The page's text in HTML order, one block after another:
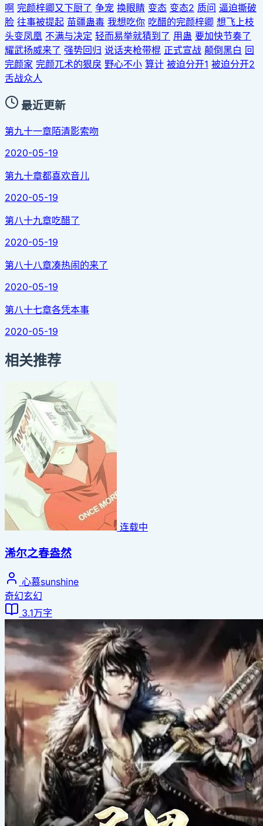
啊 完颜梓卿又下厨了 争宠 换眼睛 变态 变态2 质问 逼迫撕破
脸 往事被提起 苗疆蛊毒 我想吃你 吃醋的完颜梓卿 想飞上枝
头变凤凰 不满与决定 轻而易举就猜到了 用蛊 要加快节奏了
耀武扬威来了 强势回归 说话夹枪带棍 正式宣战 颠倒黑白 回
完颜家 完颜兀术的狠戾 野心不小 算计 被迫分开1 被迫分开2
舌战众人
最近更新
第九十一章陌清影索吻
2020-05-19
第九十章都喜欢音儿
2020-05-19
第八十九章吃醋了
2020-05-19
第八十八章凑热闹的来了
2020-05-19
第八十七章各凭本事
2020-05-19
相关推荐
连载中
浠尔之春盎然
心慕sunshine
奇幻玄幻
3.1万字